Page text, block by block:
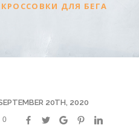
ДЛЯ БЕГА
20TH, 2020
0